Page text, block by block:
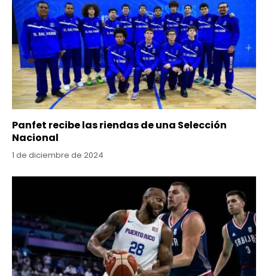
Panfet recibe las riendas de una Selección
Nacional
1 de diciembre de 2024